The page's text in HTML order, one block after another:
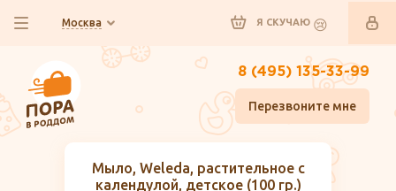
Москва Я СКУЧАЮ
8 (495) 135-33-99
Перезвоните мне
Мыло, Weleda, растительное с
календулой, детское (100 гр.)